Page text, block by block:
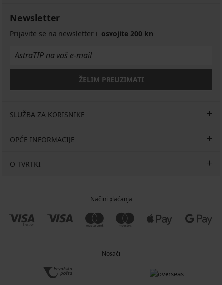
Newsletter
Prijavite se na newsletter i osvojite 200 kn
ŽELIM PREUZIMATI
SLUŽBA ZA KORISNIKE
OPĆE INFORMACIJE
O TVRTKI
Načini plaćanja
Nosači